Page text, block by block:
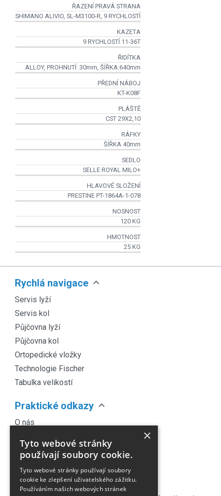
ŘAZENÍ PRAVÁ STRANA
SHIMANO ALIVIO, SL-M3100-R, 9 RYCHLOSTÍ
KAZETA
9 RYCHLOSTÍ 11-36T
ŘIDÍTKA
ALLOY, PROHNUTÍ: 30mm, ŠÍŘKA:640mm
PŘEDNÍ NÁBOJ
KT-K08F
PLÁŠTĚ
CST 29X2,10
RÁFKY
ŠÍŘKA 40mm
SEDLO
SELLE ROYAL MILO+
HLAVOVÉ SLOŽENÍ
PRESTINE PT-1864A-1-078
NOSNOST
120 KG
HMOTNOST
25 KG
Rychlá navigace expand_more
Servis lyží
Servis kol
Půjčovna lyží
Půjčovna kol
Ortopedické vložky
Technologie Fischer
Tabulka velikostí
Praktické odkazy expand_more
O nás
Obchodní podmínky
Kontakt
×
Tyto webové stránky
používají soubory cookie.
Tyto webové stránky používají soubory
cookie ke zlepšení uživatelského zážitku.
Používáním našich webových stránek